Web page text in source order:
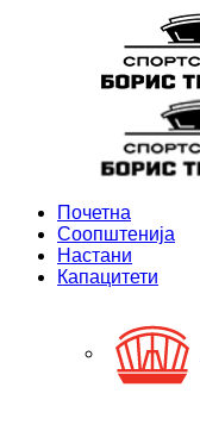
Почетна
Соопштенија
Настани
Капацитети